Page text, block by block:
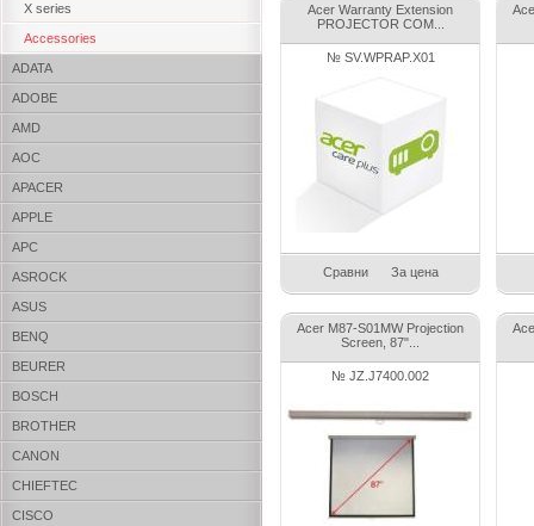
X series
Accessories
ADATA
ADOBE
AMD
AOC
APACER
APPLE
APC
ASROCK
ASUS
BENQ
BEURER
BOSCH
BROTHER
CANON
CHIEFTEC
CISCO
Acer Warranty Extension
PROJECTOR COM...
№ SV.WPRAP.X01
Сравни За цена
Acer M87-S01MW Projection
Screen, 87"...
№ JZ.J7400.002